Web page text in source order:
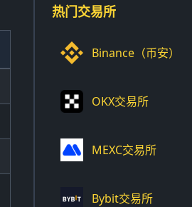
热门交易所
Binance（币安）
OKX交易所
MEXC交易所
Bybit交易所